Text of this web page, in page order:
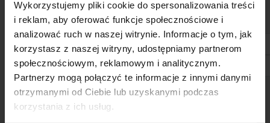
Wykorzystujemy pliki cookie do spersonalizowania treści
i reklam, aby oferować funkcje społecznościowe i
analizować ruch w naszej witrynie. Informacje o tym, jak
korzystasz z naszej witryny, udostępniamy partnerom
społecznościowym, reklamowym i analitycznym.
Partnerzy mogą połączyć te informacje z innymi danymi
otrzymanymi od Ciebie lub uzyskanymi podczas
korzystania z ich usług.
Typ gwintu gwintowana tuleja, M3
Typ magnesu neodymowy
Udźwig maksymalny ~3 [kg]
Podana wartość jest mierzona w warunkach
optymalnych:
gładka blacha ze stali niskowęglowej (min. 10 mm